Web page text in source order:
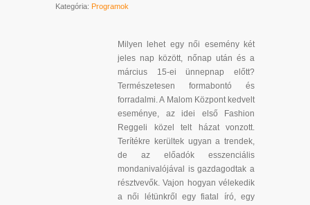
Kategória: Programok
Milyen lehet egy női esemény két
jeles nap között, nőnap után és a
március 15-ei ünnepnap előtt?
Természetesen formabontó és
forradalmi. A Malom Központ kedvelt
eseménye, az idei első Fashion
Reggeli közel telt házat vonzott.
Terítékre kerültek ugyan a trendek,
de az előadók esszenciális
mondanivalójával is gazdagodtak a
résztvevők. Vajon hogyan vélekedik
a női létünkről egy fiatal író, egy